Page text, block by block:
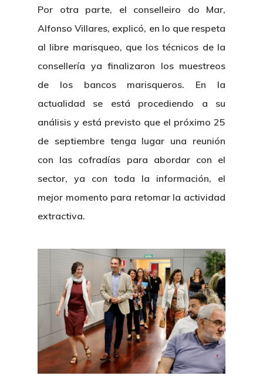
Por otra parte, el conselleiro do Mar,
Alfonso Villares, explicó, en lo que respeta
al libre marisqueo, que los técnicos de la
consellería ya finalizaron los muestreos
de los bancos marisqueros. En la
actualidad se está procediendo a su
análisis y está previsto que el próximo 25
de septiembre tenga lugar una reunión
con las cofradías para abordar con el
sector, ya con toda la información, el
mejor momento para retomar la actividad
extractiva.